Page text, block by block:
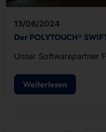
13/06/2024
Der POLYTOUCH®
Unser Softwarepartner
Service Restaurants
auf unserem neuesten
Weiterlesen